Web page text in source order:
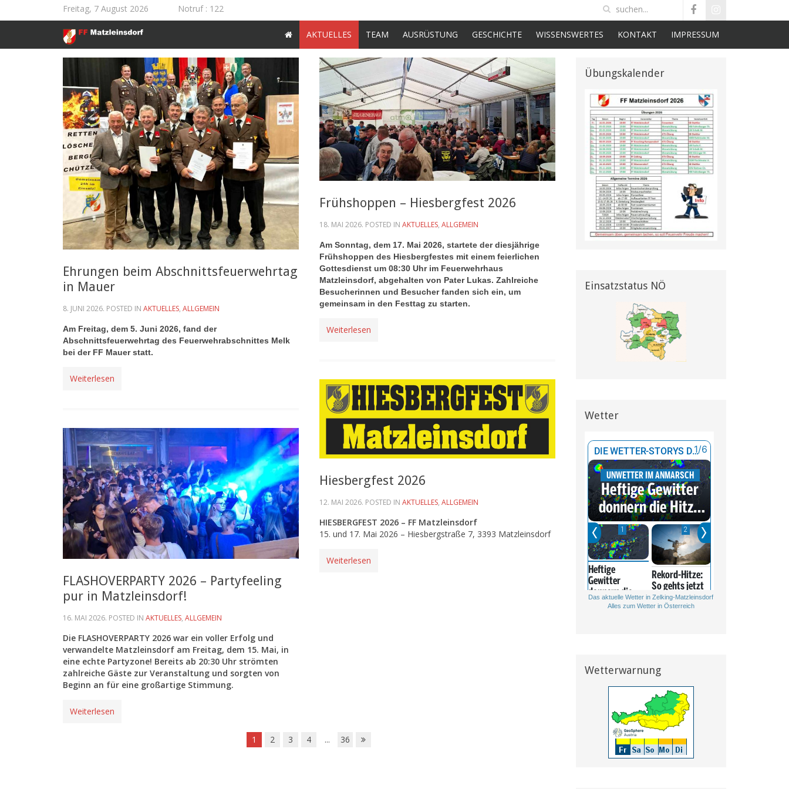
Freitag, 7 August 2026 Notruf: 122
AKTUELLES TEAM AUSRÜSTUNG GESCHICHTE WISSENSWERTES KONTAKT IMPRESSUM
Ehrungen beim Abschnittsfeuerwehrtag
in Mauer
8. JUNI 2026. POSTED IN AKTUELLES, ALLGEMEIN
Am Freitag, dem 5. Juni 2026, fand der
Abschnittsfeuerwehrtag des Feuerwehrabschnittes Melk
bei der FF Mauer statt.
Weiterlesen
FLASHOVERPARTY 2026 – Partyfeeling
pur in Matzleinsdorf!
16. MAI 2026. POSTED IN AKTUELLES, ALLGEMEIN
Die FLASHOVERPARTY 2026 war ein voller Erfolg und
verwandelte Matzleinsdorf am Freitag, dem 15. Mai, in
eine echte Partyzone! Bereits ab 20:30 Uhr strömten
zahlreiche Gäste zur Veranstaltung und sorgten von
Beginn an für eine großartige Stimmung.
Weiterlesen
Frühshoppen – Hiesbergfest 2026
18. MAI 2026. POSTED IN AKTUELLES, ALLGEMEIN
Am Sonntag, dem 17. Mai 2026, startete der diesjährige
Frühshoppen des Hiesbergfestes mit einem feierlichen
Gottesdienst um 08:30 Uhr im Feuerwehrhaus
Matzleinsdorf, abgehalten von Pater Lukas. Zahlreiche
Besucherinnen und Besucher fanden sich ein, um
gemeinsam in den Festtag zu starten.
Weiterlesen
Hiesbergfest 2026
12. MAI 2026. POSTED IN AKTUELLES, ALLGEMEIN
HIESBERGFEST 2026 – FF Matzleinsdorf
15. und 17. Mai 2026 – Hiesbergstraße 7, 3393 Matzleinsdorf
Weiterlesen
1 2 3 4 ... 36
Übungskalender
Einsatzstatus NÖ
Wetter
Das aktuelle Wetter in Zelking-Matzleinsdorf
Alles zum Wetter in Österreich
Wetterwarnung